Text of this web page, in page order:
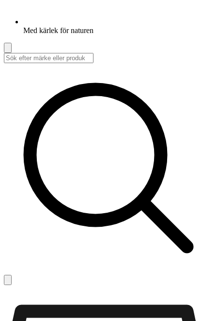
Med kärlek för naturen